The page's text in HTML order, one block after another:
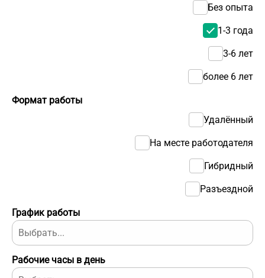
Без опыта
1-3 года
3-6 лет
более 6 лет
График работы
Рабочие часы в день
Формат работы
Удалённый
На месте работодателя
Гибридный
Разъездной